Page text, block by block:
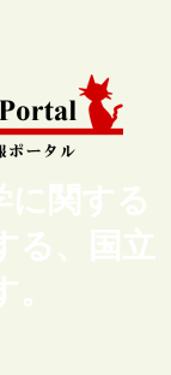
に関する
る、国立